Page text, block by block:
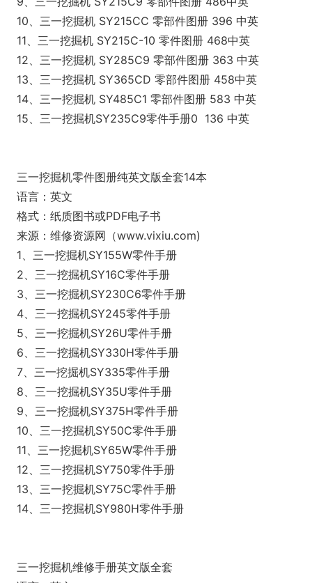
10、三一挖掘机 SY215CC 零部件图册 396 中英
11、三一挖掘机 SY215C-10 零件图册 468中英
12、三一挖掘机 SY285C9 零部件图册 363 中英
13、三一挖掘机 SY365CD 零部件图册 458中英
14、三一挖掘机 SY485C1 零部件图册 583 中英
15、三一挖掘机SY235C9零件手册0 136 中英
三一挖掘机零件图册纯英文版全套14本
语言：英文
格式：纸质图书或PDF电子书
来源：维修资源网（www.vixiu.com)
1、三一挖掘机SY155W零件手册
2、三一挖掘机SY16C零件手册
3、三一挖掘机SY230C6零件手册
4、三一挖掘机SY245零件手册
5、三一挖掘机SY26U零件手册
6、三一挖掘机SY330H零件手册
7、三一挖掘机SY335零件手册
8、三一挖掘机SY35U零件手册
9、三一挖掘机SY375H零件手册
10、三一挖掘机SY50C零件手册
11、三一挖掘机SY65W零件手册
12、三一挖掘机SY750零件手册
13、三一挖掘机SY75C零件手册
14、三一挖掘机SY980H零件手册
三一挖掘机维修手册英文版全套